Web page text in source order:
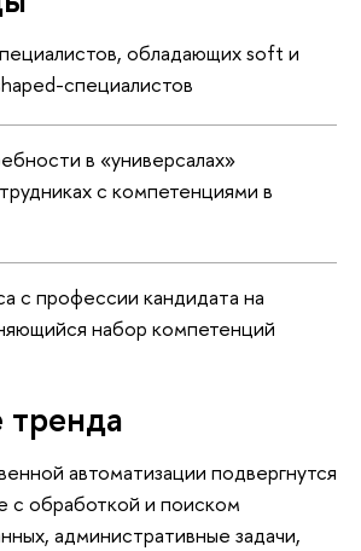
обладающих soft и
специалистов
в «универсалах»
с компетенциями в
с профессии кандидата на
набор компетенций
автоматизации подвергнутся
с обработкой и поиском
административные задачи,